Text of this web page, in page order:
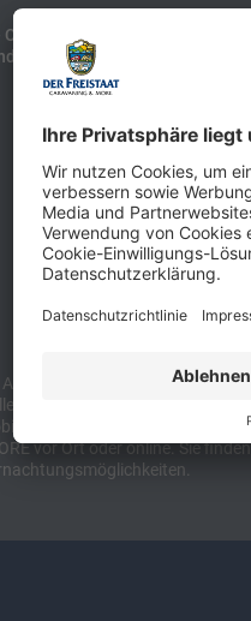
Hersteller:
Hobby
LMC
zwischen München und
suchen, etwa kompakte
und alles für Camping und
vor Ort oder online. Sie